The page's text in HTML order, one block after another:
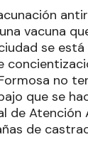
vacuna
se
no
que se
de Atención
de